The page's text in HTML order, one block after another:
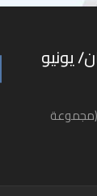
يونيو
كتاب الجولان نصف قرن على هزيمة حزيران/ يونيو 1967(مجموعة